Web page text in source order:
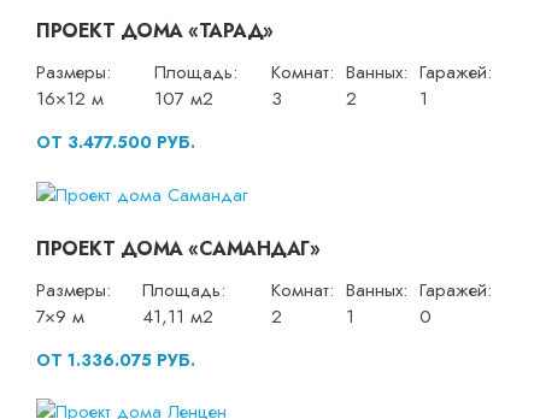
ПРОЕКТ ДОМА «ТАРАД»
Размеры:
16×12 м
Площадь:
107 м2
Комнат:
3
Ванных:
2
Гаражей:
1
ОТ 3.477.500 РУБ.
ПРОЕКТ ДОМА «САМАНДАГ»
Размеры:
7×9 м
Площадь:
41,11 м2
Комнат:
2
Ванных:
1
Гаражей:
0
ОТ 1.336.075 РУБ.